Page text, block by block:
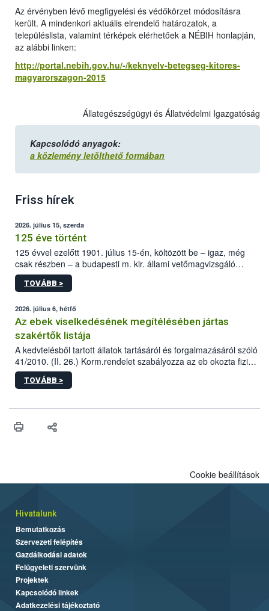
Az érvényben lévő megfigyelési és védőkörzet módosításra
került. A mindenkori aktuális elrendelő határozatok, a
településlista, valamint térképek elérhetőek a NÉBIH honlapján,
az alábbi linken:
http://portal.nebih.gov.hu/-/keknyelv-betegseg-kitores-
magyarorszagon-2015
Állategészségügyi és Állatvédelmi Igazgatóság
Kapcsolódó anyagok:
a közlemény letölthető formában
Friss hírek
2026. július 15, szerda
125 éve történt
125 évvel ezelőtt 1901. július 15-én, költözött be – igaz, még
csak részben – a budapesti m. kir. állami vetőmagvizsgáló
állomás a Kis Rókus utca 15. szám alatti, Czigler Győző által
tervezett új épületébe.
TOVÁBB >
2026. július 6, hétfő
Az ebek viselkedésének megítélésében jártas
szakértők listája
A kedvtelésből tartott állatok tartásáról és forgalmazásáról szóló
41/2010. (II. 26.) Korm.rendelet szabályozza az eb okozta fizikai
sérülés, illetve ennek veszélye keletkezésekor felmerülő
hatósági feladatokat, valamint a veszélyes eb tartását és annak
vonni az ebek viselkedésének megítélésében jártas szakértőt.
TOVÁBB >
Cookie beállítások
Hivatalunk
Bemutatkozás
Szervezeti felépítés
Gazdálkodási adatok
Felügyeleti szervünk
Projektek
Kapcsolódó linkek
Adatkezelési tájékoztató